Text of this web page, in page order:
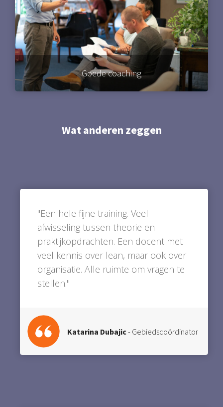
Goede coaching
Wat anderen zeggen
"Een hele fijne training. Veel
afwisseling tussen theorie en
praktijkopdrachten. Een docent met
veel kennis over lean, maar ook over
organisatie. Alle ruimte om vragen te
stellen."
Katarina Dubajic- Gebiedscoördinator